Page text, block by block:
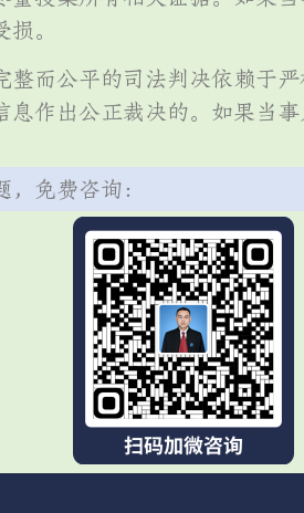
。
整而公平的司法判决依赖于
息作出公正裁决的。如果当
，免费咨询：
免费【法律咨询